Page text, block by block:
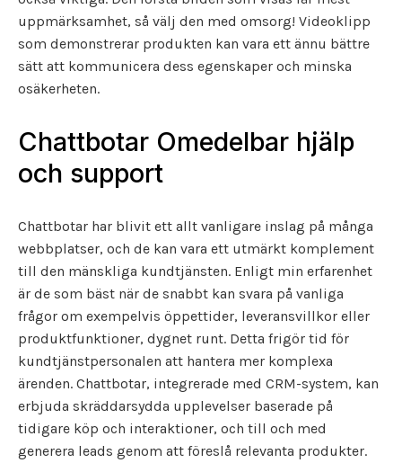
uppmärksamhet, så välj den med omsorg! Videoklipp
som demonstrerar produkten kan vara ett ännu bättre
sätt att kommunicera dess egenskaper och minska
osäkerheten.
Chattbotar Omedelbar hjälp
och support
Chattbotar har blivit ett allt vanligare inslag på många
webbplatser, och de kan vara ett utmärkt komplement
till den mänskliga kundtjänsten. Enligt min erfarenhet
är de som bäst när de snabbt kan svara på vanliga
frågor om exempelvis öppettider, leveransvillkor eller
produktfunktioner, dygnet runt. Detta frigör tid för
kundtjänstpersonalen att hantera mer komplexa
ärenden. Chattbotar, integrerade med CRM-system, kan
erbjuda skräddarsydda upplevelser baserade på
tidigare köp och interaktioner, och till och med
generera leads genom att föreslå relevanta produkter.